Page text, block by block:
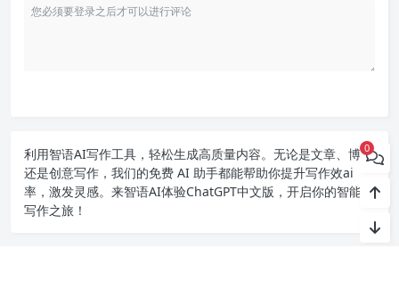
利用智语AI写作工具，轻松生成高质量内容。无论是文章、博客
还是创意写作，我们的免费 AI 助手都能帮助你提升写作效ai
率，激发灵感。来智语AI体验ChatGPT中文版 ，开启你的智能ai
写作之旅！
0